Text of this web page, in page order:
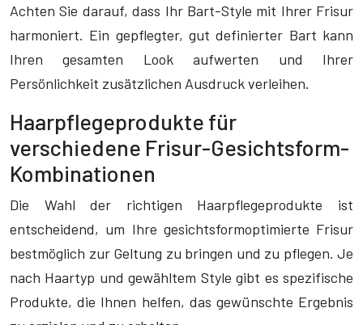
Achten Sie darauf, dass Ihr Bart-Style mit Ihrer Frisur
harmoniert. Ein gepflegter, gut definierter Bart kann
Ihren gesamten Look aufwerten und Ihrer
Persönlichkeit zusätzlichen Ausdruck verleihen.
Haarpflegeprodukte für
verschiedene Frisur-Gesichtsform-
Kombinationen
Die Wahl der richtigen Haarpflegeprodukte ist
entscheidend, um Ihre gesichtsformoptimierte Frisur
bestmöglich zur Geltung zu bringen und zu pflegen. Je
nach Haartyp und gewähltem Style gibt es spezifische
Produkte, die Ihnen helfen, das gewünschte Ergebnis